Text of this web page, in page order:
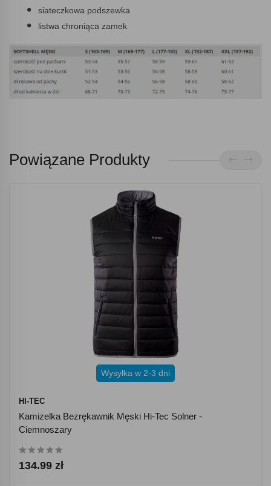
siateczkowa podszewka
listwa chroniąca zamek
Powiązane Produkty
Wysyłka w 2-3 dni
HI-TEC
Kamizelka Bezrękawnik Męski Hi-Tec Solner -
Ciemnoszary
134.99 zł